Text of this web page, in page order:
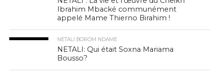
Ibrahim Mbacké communément
appelé Mame Thierno Birahim !
NETALI BOROM NDAME
NETALI: Qui était Soxna Mariama
Bousso?